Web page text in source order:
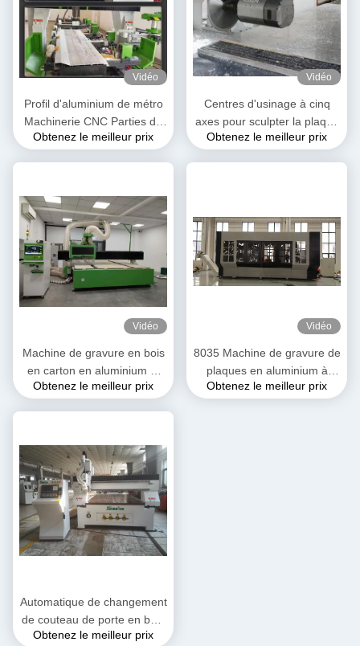
Vidéo
Profil d'aluminium de métro
Machinerie CNC Parties de
train à grande vitesse
Obtenez le meilleur prix
Vidéo
Centres d'usinage à cinq
axes pour sculpter la plaque
d'aluminium et le profil
Obtenez le meilleur prix
Vidéo
Machine de gravure en bois
en carton en aluminium et
en plastique
Obtenez le meilleur prix
Vidéo
8035 Machine de gravure de
plaques en aluminium à
profil cinq axes
Obtenez le meilleur prix
Automatique de changement
de couteau de porte en bois
de meubles de sculpture
Obtenez le meilleur prix